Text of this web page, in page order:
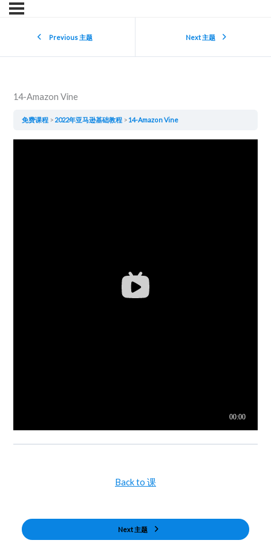
Previous 主题 Next 主题
14-Amazon Vine
免费课程 2022年亚马逊基础教程 14-Amazon Vine
Back to 课
Next 主题